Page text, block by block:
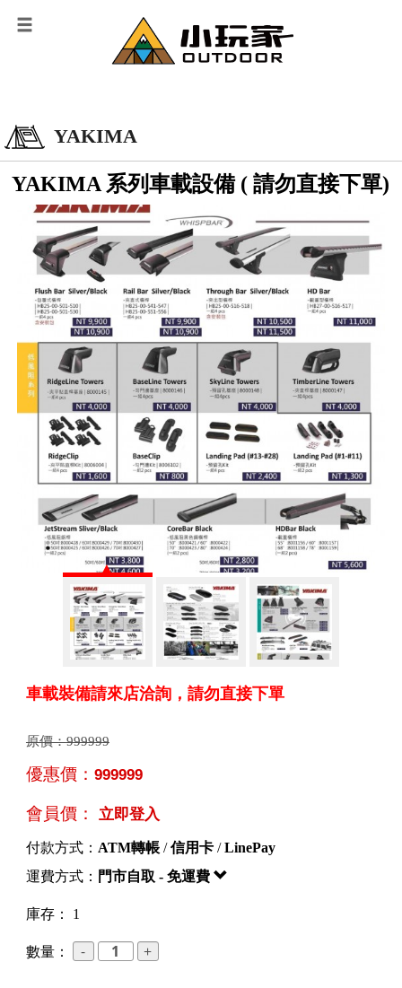
YAKIMA
YAKIMA 系列車載設備 ( 請勿直接下單)
車載裝備請來店洽詢，請勿直接下單
原價：999999
優惠價： 999999
會員價： 立即登入
付款方式： ATM轉帳/信用卡/LinePay
運費方式： 門市自取 - 免運費
庫存： 1
數量：